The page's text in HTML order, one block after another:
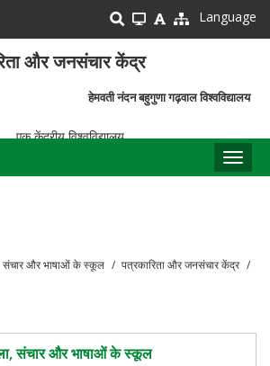
Language
और जनसंचार केंद्र
नंदन बहुगुणा गढ़वाल विश्वविद्यालय
विश्वविद्यालय
संचार और भाषाओं के स्कूल
पत्रकारिता और जनसंचार केंद्र
संचार और भाषाओं के स्कूल